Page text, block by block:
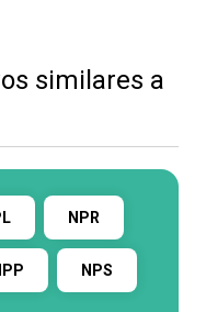
similares a
NPR
NPS